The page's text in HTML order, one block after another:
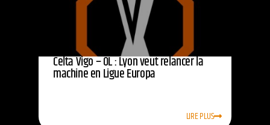
Celta Vigo – OL : Lyon veut relancer la
machine en Ligue Europa
LIRE PLUS